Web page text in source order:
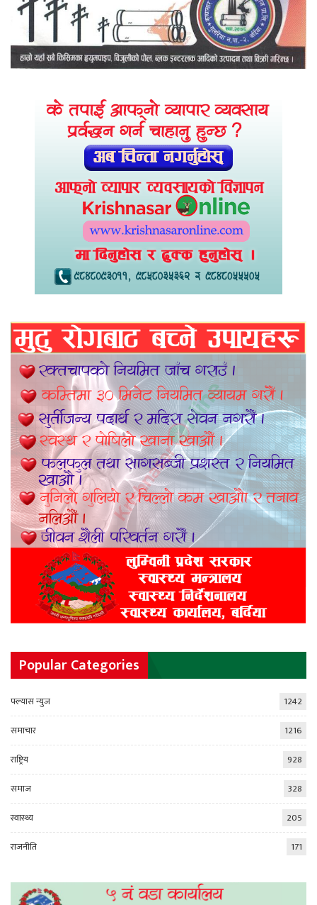
Popular Categories
फ्ल्यास न्युज
1242
समाचार
1216
राष्ट्रिय
928
समाज
328
स्वास्थ्य
205
राजनीति
171